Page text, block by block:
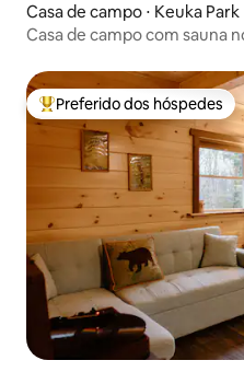
Casa de campo ⋅ Keuka Park
Casa de campo com sauna
Entre os melhores preferidos
Preferido dos hóspedes